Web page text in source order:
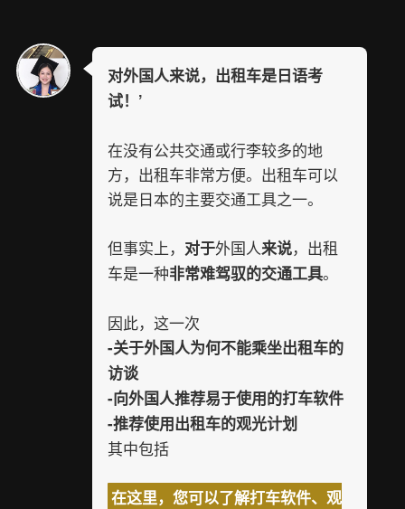
对外国人来说，出租车是日语考
试！’
在没有公共交通或行李较多的地
方，出租车非常方便。出租车可以
说是日本的主要交通工具之一。
但事实上， 对于外国人来说，出租
车是一种非常难驾驭的交通工具。
因此，这一次
-关于外国人为何不能乘坐出租车的
访谈
-向外国人推荐易于使用的打车软件
-推荐使用出租车的观光计划
其中包括
在这里，您可以了解打车软件、观